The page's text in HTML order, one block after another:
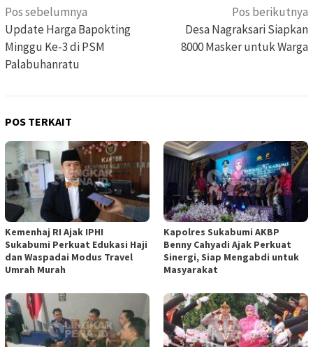
Navigasi
pos
Pos sebelumnya
Update Harga Bapokting
Minggu Ke-3 di PSM
Palabuhanratu
Pos berikutnya
Desa Nagraksari Siapkan
8000 Masker untuk Warga
POS TERKAIT
Kemenhaj RI Ajak IPHI
Sukabumi Perkuat Edukasi Haji
dan Waspadai Modus Travel
Umrah Murah
Kapolres Sukabumi AKBP
Benny Cahyadi Ajak Perkuat
Sinergi, Siap Mengabdi untuk
Masyarakat